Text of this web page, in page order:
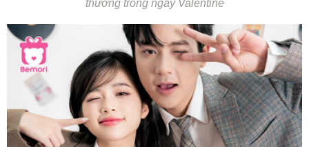
thương trong ngày Valentine